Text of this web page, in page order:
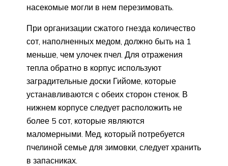
насекомые могли в нем перезимовать.
При организации сжатого гнезда количество
сот, наполненных медом, должно быть на 1
меньше, чем улочек пчел. Для отражения
тепла обратно в корпус используют
заградительные доски Гийоме, которые
устанавливаются с обеих сторон стенок. В
нижнем корпусе следует расположить не
более 5 сот, которые являются
маломерными. Мед, который потребуется
пчелиной семье для зимовки, следует хранить
в запасниках.